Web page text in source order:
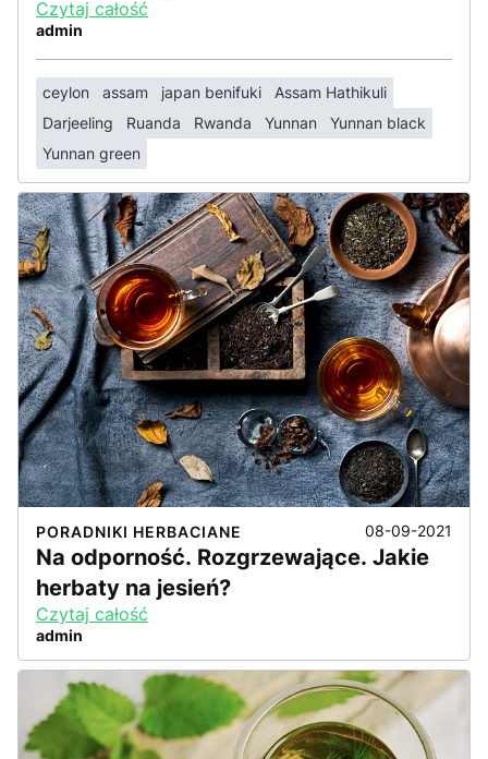
Czytaj całość
admin
ceylon assam japan benifuki
Assam Hathikuli
Darjeeling
Ruanda Rwanda Yunnan
Yunnan black
Yunnan green
PORADNIKI HERBACIANE 08-09-2021
Na odporność. Rozgrzewające. Jakie
herbaty na jesień?
Czytaj całość
admin